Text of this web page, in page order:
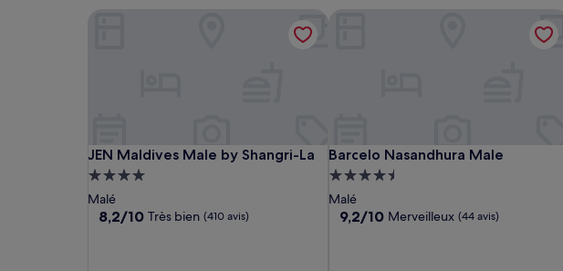
JEN Maldives Male by Shangri-La
JEN Maldives Male by Shangri-La
Hébergement
4.0 étoiles
Malé
8.2
8,2/10 Très bien (410 avis)
JEN Maldives Male by Shangri-La
Barcelo Nasandhura Male
Barcelo Nasandhura Male
Hébergement
4.5 étoiles
Malé
9.2
9,2/10 Merveilleux (44 avis)